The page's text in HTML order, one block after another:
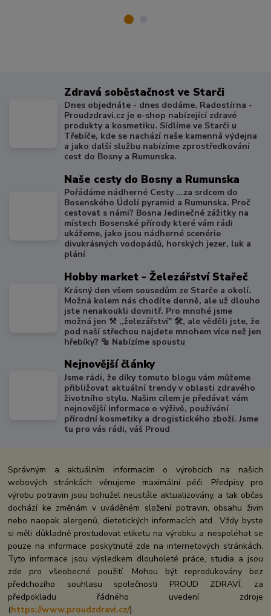
Zdravá soběstačnost ve Starči
Dnes objednáte - dnes dodáme. Radostírna -
Proudzdravi.cz je e-shop nabízející zdravé
produkty a kosmetiku. Sídlíme ve Starči u
Třebíče, kde se nachází naše kamenná výdejna
a jako další službu nabízíme zprostředkování
cest do Bosny a Rumunska.
Naše cesty do Bosny a Rumunska
Pořádáme nádherné Cesty ...za srdcem do
Bosenského Údolí pyramid a Rumunska. Proč
cestovat s námi? Bosna Jedinečné zážitky na
místech Bosenské přírody které vám rádi
ukážeme, jako jsou nádherné scenérie
divukrásných vodopádů, horských jezer, luk a
plání
Hobby market - Železářství Stařeč
Krásný den všem sousedům ze Starče a okolí.
Možná kolem nás chodíte denně, ale už dlouho
jste nenakoukli dovnitř. Pro mnohé jsme
možná jen ⚒️ ,,železářství" 🛠️, ale věděli jste, že
pod naší střechou najdete mnohem více než jen
hřebíky? 🔩 Nabízíme spoustu
Nejnovější články
Jsme rádi, že díky tomuto blogu vám můžeme
přibližovat aktuální trendy v oblasti zdravého
životního stylu. Našim cílem je předávat vám
nejnovější informace o výživě, používání
přírodní kosmetiky a drogistického zboží. Jsme
tu pro vás rádi, váš Proud
Správným a aktuálním informacím o výrobcích na našich
webových stránkách věnujeme maximální péči. Předpisy pro
výrobu potravin jsou bohužel neustále aktualizovány, a tak občas
dochází ke změnám v uváděném složení potravin, obsahu živin
nebo naopak alergenů, dietetických informacích atd.. Vždy byste
si měli důkladně prostudovat etiketu na výrobku a nespoléhat se
pouze na informace poskytnuté zde na internetových stránkách.
Tyto informace jsou výsledkem dlouholeté práce, studia a jsou
zde pro všeobecné použití. Mohou být reprodukovány bez
předchozího souhlasu společnosti PROUD ZDRAVÍ, za
předpokladu řádného uvedení zdroje
(https://www.proudzdravi.cz/).